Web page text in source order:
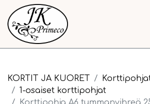
KORTIT JA KUORET
1-osaiset korttipohjat